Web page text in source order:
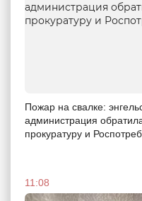
Пожар на свалке:
администрация
прокуратуру и
11:08